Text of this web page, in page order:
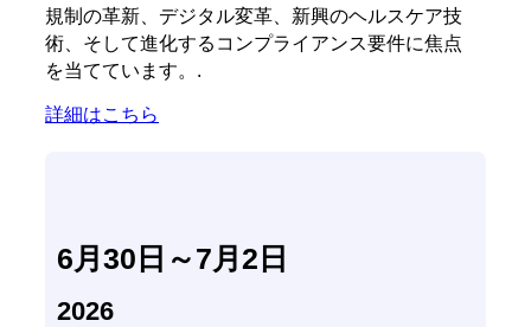
規制の革新、デジタル変革、新興のヘルスケア技
術、そして進化するコンプライアンス要件に焦点
を当てています。.
詳細はこちら
6月30日～7月2日
2026